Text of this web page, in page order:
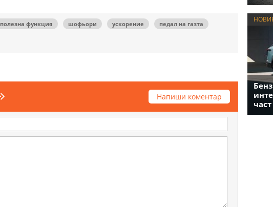
полезна функция шофьори ускорение
педал на газта
Напиши коментар
част